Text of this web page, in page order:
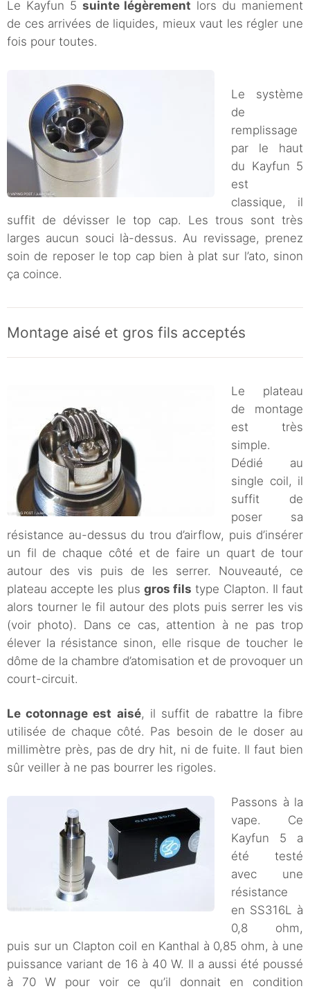
Le Kayfun 5 suinte légèrement lors du maniement
de ces arrivées de liquides, mieux vaut les régler une
fois pour toutes.
Le système
de
remplissage
par le haut
du Kayfun 5
est
classique, il
suffit de dévisser le top cap. Les trous sont très
larges aucun souci là-dessus. Au revissage, prenez
soin de reposer le top cap bien à plat sur l’ato, sinon
ça coince.
Montage aisé et gros fils acceptés
Le plateau
de montage
est très
simple.
Dédié au
single coil, il
suffit de
poser sa
résistance au-dessus du trou d’airflow, puis d’insérer
un fil de chaque côté et de faire un quart de tour
autour des vis puis de les serrer. Nouveauté, ce
plateau accepte les plus gros fils type Clapton. Il faut
alors tourner le fil autour des plots puis serrer les vis
(voir photo). Dans ce cas, attention à ne pas trop
élever la résistance sinon, elle risque de toucher le
dôme de la chambre d’atomisation et de provoquer un
court-circuit.
Le cotonnage est aisé, il suffit de rabattre la fibre
utilisée de chaque côté. Pas besoin de le doser au
millimètre près, pas de dry hit, ni de fuite. Il faut bien
sûr veiller à ne pas bourrer les rigoles.
Passons à la
vape. Ce
Kayfun 5 a
été testé
avec une
résistance
en SS316L à
0,8 ohm,
puis sur un Clapton coil en Kanthal à 0,85 ohm, à une
puissance variant de 16 à 40 W. Il a aussi été poussé
à 70 W pour voir ce qu’il donnait en condition